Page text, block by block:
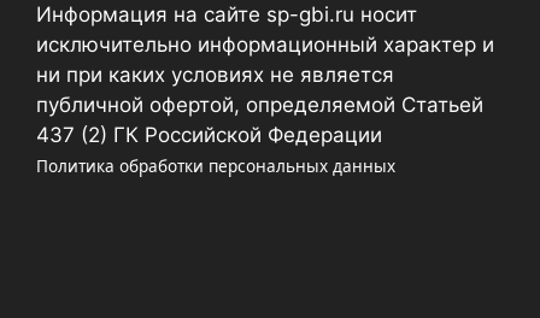
Информация на сайте sp-gbi.ru носит
исключительно информационный характер и
ни при каких условиях не является
публичной офертой, определяемой Статьей
437 (2) ГК Российской Федерации
Политика обработки персональных данных